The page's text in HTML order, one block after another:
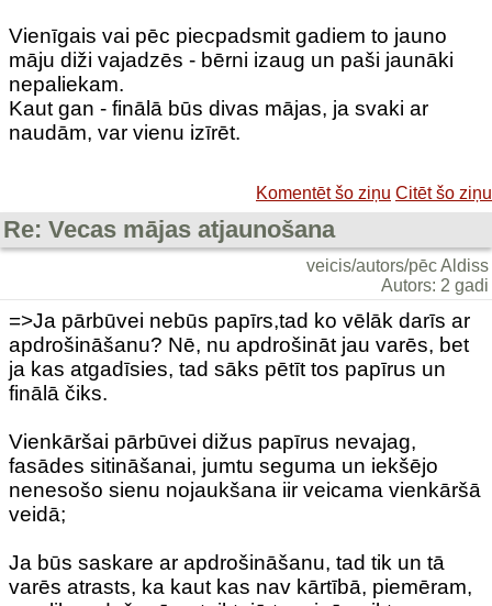
Vienīgais vai pēc piecpadsmit gadiem to jauno
māju diži vajadzēs - bērni izaug un paši jaunāki
nepaliekam.
Kaut gan - finālā būs divas mājas, ja svaki ar
naudām, var vienu izīrēt.
Komentēt šo ziņu Citēt šo ziņu
Re: Vecas mājas atjaunošana
veicis/autors/pēc Aldiss
Autors: 2 gadi
=>Ja pārbūvei nebūs papīrs,tad ko vēlāk darīs ar
apdrošināšanu? Nē, nu apdrošināt jau varēs, bet
ja kas atgadīsies, tad sāks pētīt tos papīrus un
finālā čiks.
Vienkāršai pārbūvei dižus papīrus nevajag,
fasādes sitināšanai, jumtu seguma un iekšējo
nenesošo sienu nojaukšana iir veicama vienkāršā
veidā;
Ja būs saskare ar apdrošināšanu, tad tik un tā
varēs atrasts, ka kaut kas nav kārtībā, piemēram,